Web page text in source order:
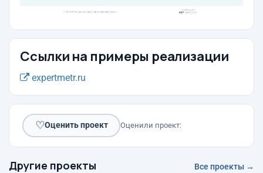
Ссылки на примеры реализации
expertmetr.ru
♡Оценить проект Оценили проект:
Другие проекты Все проекты →